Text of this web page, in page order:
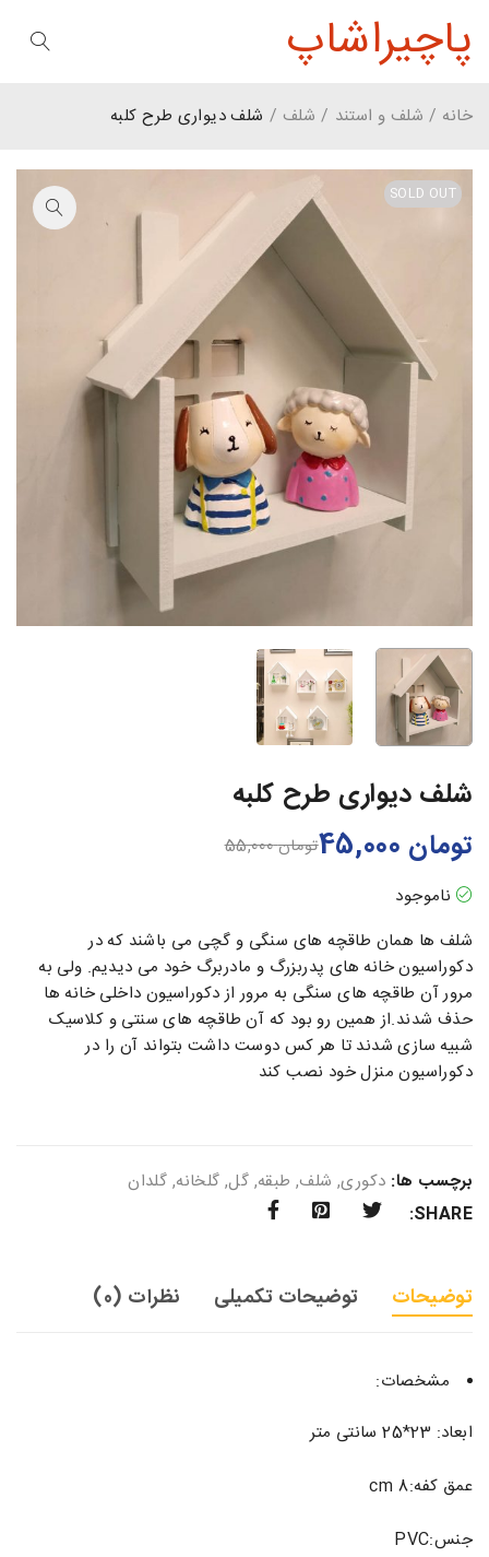
پاچیراشاپ
خانه / شلف و استند / شلف / شلف دیواری طرح کلبه
SOLD OUT
شلف دیواری طرح کلبه
تومان55,000 تومان
ناموجود
شلف ها همان طاقچه های سنگی و گچی می باشند که در
دکوراسیون خانه های پدربزرگ و مادربرگ خود می دیدیم. ولی به
مرور آن طاقچه های سنگی به مرور از دکوراسیون داخلی خانه ها
حذف شدند.از همین رو بود که آن طاقچه های سنتی و کلاسیک
شبیه سازی شدند تا هر کس دوست داشت بتواند آن را در
دکوراسیون منزل خود نصب کند
برچسب ها: دکوری, شلف, طبقه, گل, گلخانه, گلدان
SHARE:
توضیحات توضیحات تکمیلی نظرات (0)
مشخصات:
ابعاد: 23*25 سانتی متر
عمق کفه:8 cm
جنس:PVC